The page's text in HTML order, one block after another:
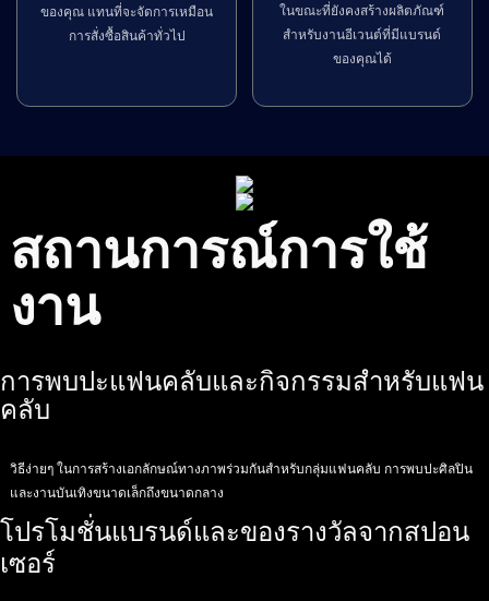
ของคุณ แทนที่จะจัดการเหมือน
การสั่งซื้อสินค้าทั่วไป
ในขณะที่ยังคงสร้างผลิตภัณฑ์
สำหรับงานอีเวนต์ที่มีแบรนด์
ของคุณได้
สถานการณ์การใช้
งาน
การพบปะแฟนคลับและกิจกรรมสำหรับแฟน
คลับ
วิธีง่ายๆ ในการสร้างเอกลักษณ์ทางภาพร่วมกันสำหรับกลุ่มแฟนคลับ การพบปะศิลปิน
และงานบันเทิงขนาดเล็กถึงขนาดกลาง
โปรโมชั่นแบรนด์และของรางวัลจากสปอน
เซอร์